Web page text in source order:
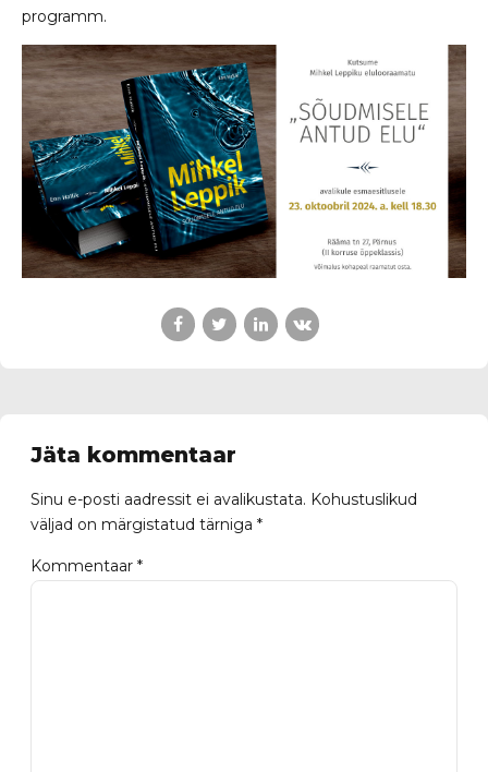
programm.
Jäta kommentaar
Sinu e-posti aadressit ei avalikustata. Kohustuslikud
väljad on märgistatud tärniga *
Kommentaar *